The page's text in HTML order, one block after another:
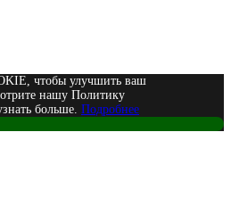
чтобы улучшить ваш
нашу Политику
больше. Подробнее